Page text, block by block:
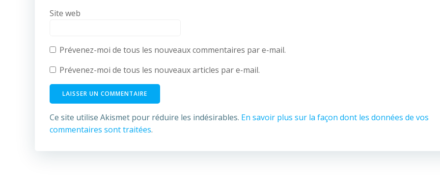
Site web
Prévenez-moi de tous les nouveaux commentaires par e-mail.
Prévenez-moi de tous les nouveaux articles par e-mail.
Ce site utilise Akismet pour réduire les indésirables. En savoir plus sur la façon dont les données de vos
commentaires sont traitées.